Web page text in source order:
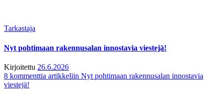
Tarkastaja
Nyt pohtimaan rakennusalan innostavia viestejä!
Kirjoitettu 26.6.2026
8 kommenttia artikkeliin Nyt pohtimaan rakennusalan innostavia
viestejä!